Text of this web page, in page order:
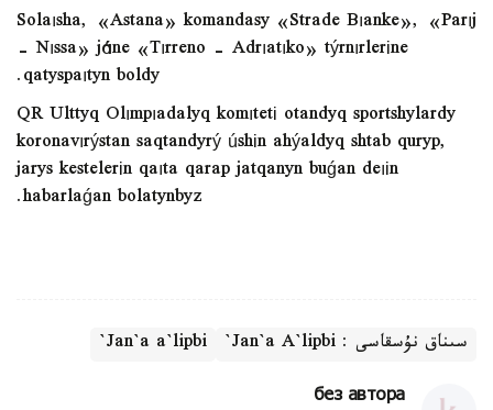
Solaısha, «Astana» komandasy «Strade Bıanke», «Parıj
– Nıssa» jáne «Tırreno – Adrıatıko» týrnırlerіne
qatyspaıtyn boldy.
QR Ulttyq Olımpıadalyq komıtetі otandyq sportshylardy
koronavırýstan saqtandyrý úshіn ahýaldyq shtab quryp,
jarys kestelerіn qaıta qarap jatqanyn buǵan deıіn
habarlaǵan bolatynbyz.
سىناق نۇسقاسى : Jan`a A`lipbi` Jan`a a`lipbi`
без автора